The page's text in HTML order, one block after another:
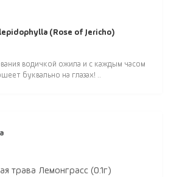
(Rose of Jericho)
водичкой ожила и с каждым часом
буквально на глазах! ..